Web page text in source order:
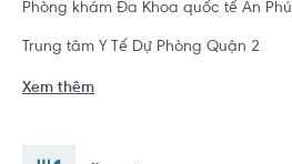
Phòng khám Đa Khoa quốc tế An Phú
Trung tâm Y Tế Dự Phòng Quận 2
Xem thêm